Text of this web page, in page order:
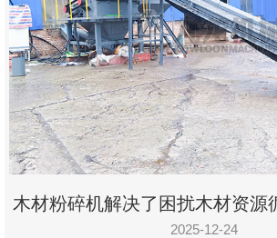
木材粉碎机解决了困扰木材资源
2025-12-24